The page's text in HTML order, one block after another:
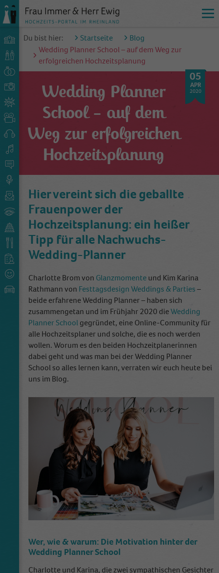
Du bist hier: Startseite
Blog
Wedding Planner School – auf dem Weg zur
erfolgreichen Hochzeitsplanung
Wedding Planner
School – auf dem
Weg zur erfolgreichen
Hochzeitsplanung
05
APR
2020
Hier vereint sich die geballte
Frauenpower der
Hochzeitsplanung: ein heißer
Tipp für alle Nachwuchs-
Wedding-Planner
Charlotte Brom von Glanzmomente und Kim Karina
Rathmann von Festtagsdesign Weddings & Parties–
beide erfahrene Wedding Planner – haben sich
zusammengetan und im Frühjahr 2020 dieWedding
Planner School gegründet, eine Online-Community für
alle Hochzeitsplaner und solche, die es noch werden
wollen. Worum es den beiden Hochzeitplanerinnen
dabei geht und was man bei der Wedding Planner
School so alles lernen kann, verraten wir euch heute bei
uns im Blog.
Wer, wie & warum: Die Motivation hinter der
Wedding Planner School
Charlotte und Karina, die zwei sympathischen Gesichter